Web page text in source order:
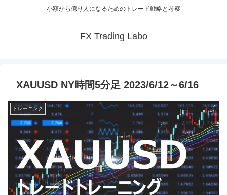
小額から億り人になるためのトレード戦略と考察
FX Trading Labo
XAUUSD NY時間5分足 2023/6/12～6/16
トレーニング